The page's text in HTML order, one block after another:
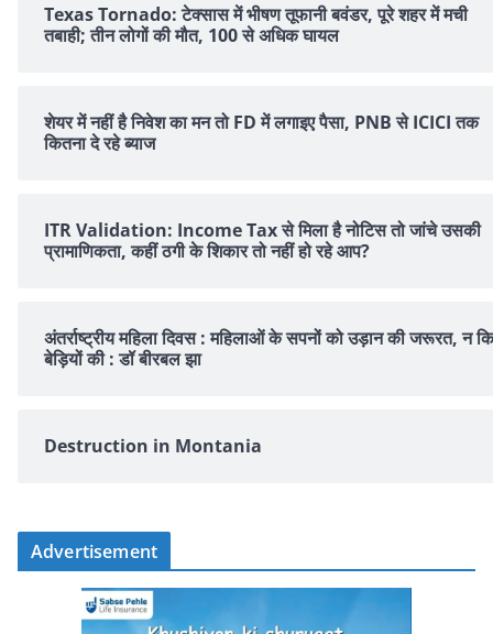
Texas Tornado: टेक्सास में भीषण तूफानी बवंडर, पूरे शहर में मची
तबाही; तीन लोगों की मौत, 100 से अधिक घायल
शेयर में नहीं है न‍िवेश का मन तो FD में लगाइए पैसा, PNB से ICICI तक
क‍ितना दे रहे ब्‍याज
ITR Validation: Income Tax से मिला है नोटिस तो जांचे उसकी
प्रामाणिकता, कहीं ठगी के शिकार तो नहीं हो रहे आप?
अंतर्राष्ट्रीय महिला दिवस : महिलाओं के सपनों को उड़ान की जरूरत, न कि
बेड़ियों की : डॉ बीरबल झा
Destruction in Montania
Advertisement